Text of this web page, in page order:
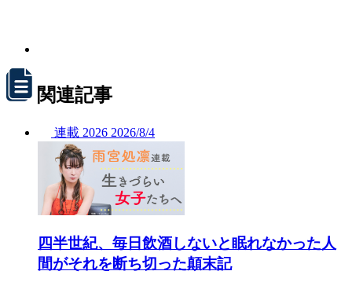
関連記事
連載 2026 2026/8/4
四半世紀、毎日飲酒しないと眠れなかった人
間がそれを断ち切った顛末記